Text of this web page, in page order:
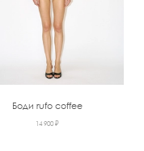
Боди rufo coffee
14 900 ₽